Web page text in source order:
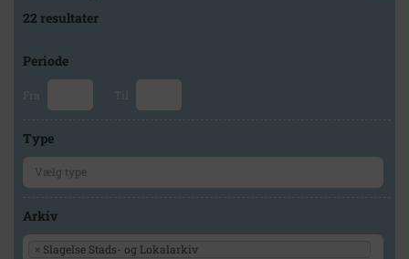
22 resultater
Periode
Fra Til
Type
Arkiv
× Slagelse Stads- og Lokalarkiv